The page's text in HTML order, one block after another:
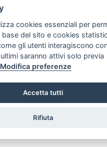
cookies essenziali per
base del sito e cookies
gli utenti interagiscono
saranno attivi solo previa
Modifica preferenze
Accetta tutti
Rifiuta